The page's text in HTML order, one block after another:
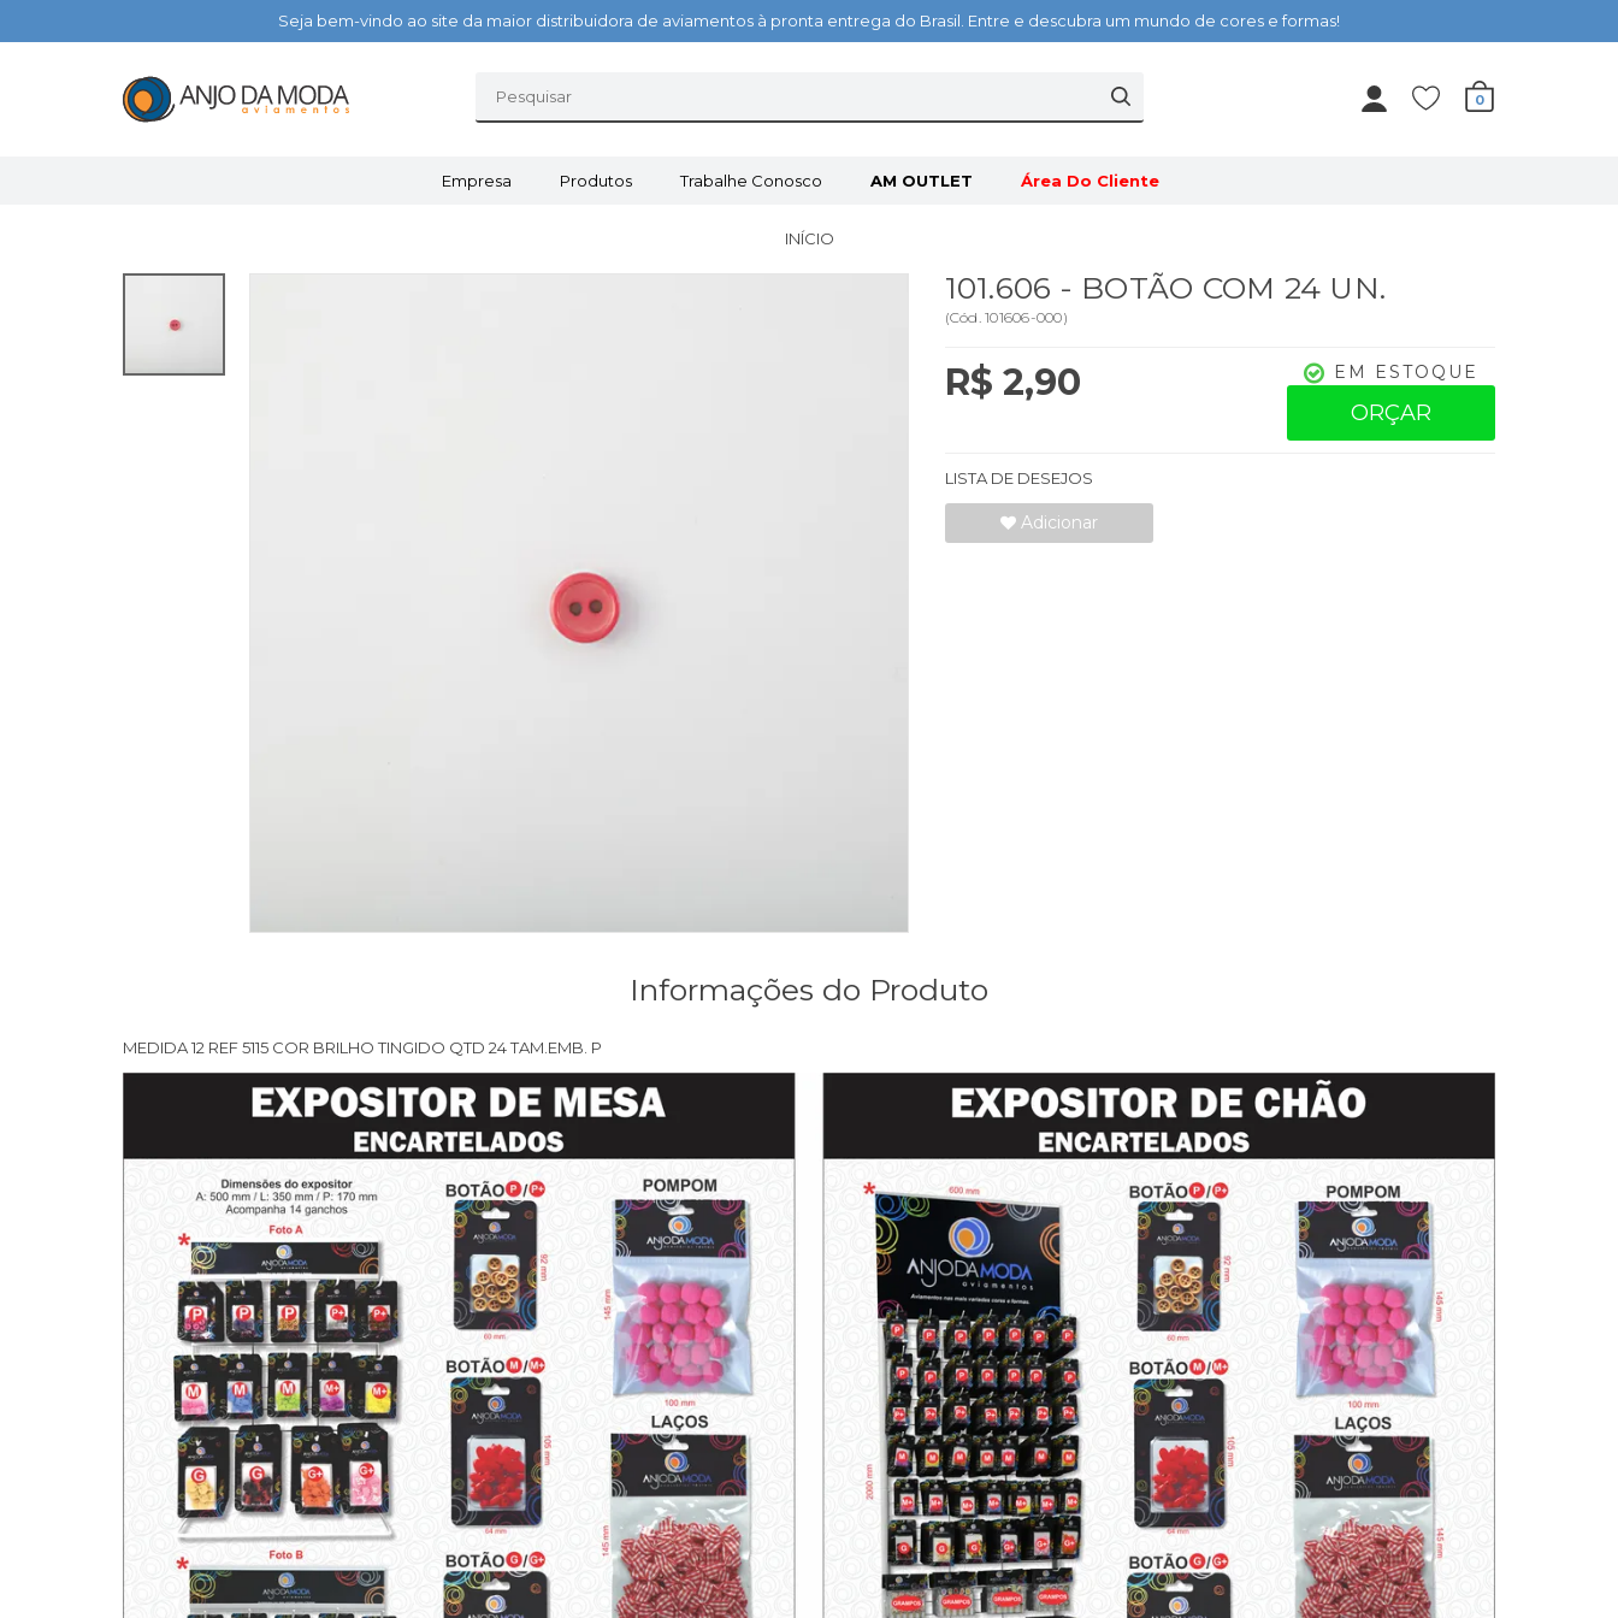
Seja bem-vindo ao site da maior distribuidora de aviamentos à pronta entrega do Brasil. Entre e descubra um mundo de cores e formas!
0
Empresa Produtos Trabalhe Conosco AM OUTLET Área Do Cliente
INÍCIO
101.606 - BOTÃO COM 24 UN.
(Cód. 101606-000)
R$ 2,90 EM ESTOQUE
ORÇAR
LISTA DE DESEJOS
Adicionar
Informações do Produto
MEDIDA 12 REF 5115 COR BRILHO TINGIDO QTD 24 TAM.EMB. P